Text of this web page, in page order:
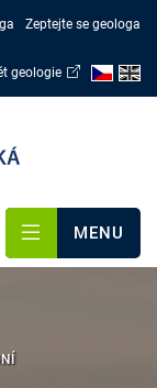
Zeptejte se geologa
geologie
MENU